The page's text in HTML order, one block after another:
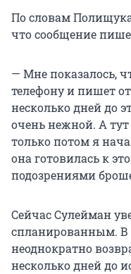
По словам
что сообщение
— Мне показалось,
телефону и пишет
несколько дней до
очень нежной. А
только потом я
она готовилась к
подозрениями
Сейчас Сулейман
спланированным. В
неоднократно
несколько дней до